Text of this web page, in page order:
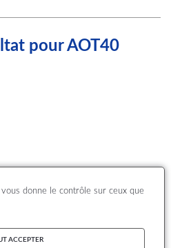
pour AOT40
donne le contrôle sur ceux que
ACCEPTER